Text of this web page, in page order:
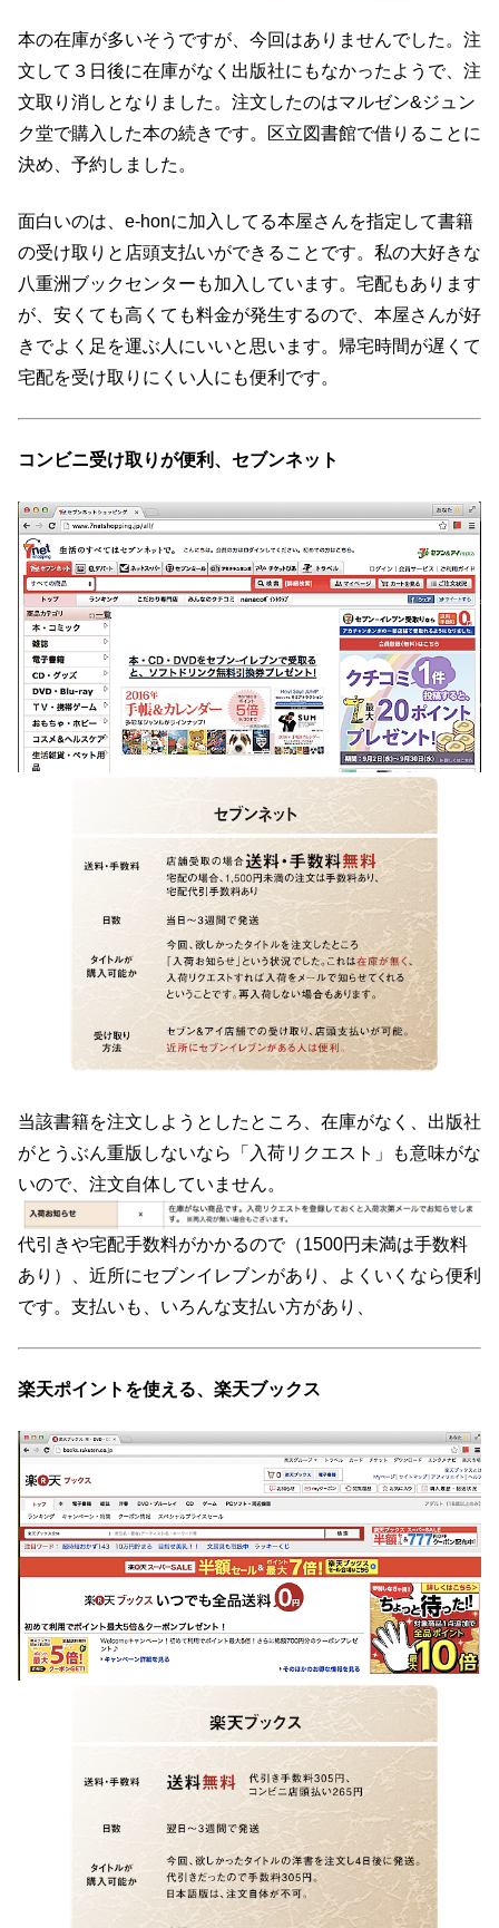
本の在庫が多いそうですが、今回はありませんでした。注
文して３日後に在庫がなく出版社にもなかったようで、注
文取り消しとなりました。注文したのはマルゼン&ジュン
ク堂で購入した本の続きです。区立図書館で借りることに
決め、予約しました。
面白いのは、e-honに加入してる本屋さんを指定して書籍
の受け取りと店頭支払いができることです。私の大好きな
八重洲ブックセンターも加入しています。宅配もあります
が、安くても高くても料金が発生するので、本屋さんが好
きでよく足を運ぶ人にいいと思います。帰宅時間が遅くて
宅配を受け取りにくい人にも便利です。
コンビニ受け取りが便利、セブンネット
当該書籍を注文しようとしたところ、在庫がなく、出版社
がとうぶん重版しないなら「入荷リクエスト」も意味がな
いので、注文自体していません。
代引きや宅配手数料がかかるので（1500円未満は手数料
あり）、近所にセブンイレブンがあり、よくいくなら便利
です。支払いも、いろんな支払い方があり、
楽天ポイントを使える、楽天ブックス